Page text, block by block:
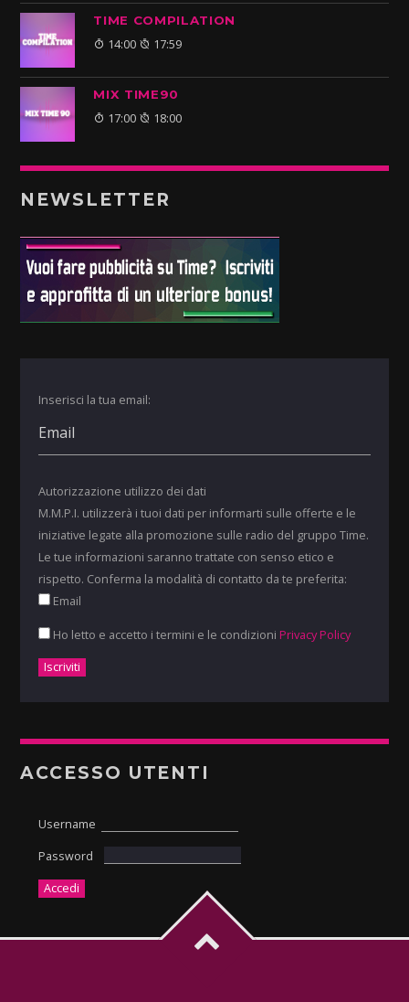
TIME COMPILATION
14:00 17:59
MIX TIME90
17:00 18:00
NEWSLETTER
Inserisci la tua email:
Autorizzazione utilizzo dei dati
M.M.P.I. utilizzerà i tuoi dati per informarti sulle offerte e le
iniziative legate alla promozione sulle radio del gruppo Time.
Le tue informazioni saranno trattate con senso etico e
rispetto. Conferma la modalità di contatto da te preferita:
Email
Ho letto e accetto i termini e le condizioni Privacy Policy
ACCESSO UTENTI
Username
Password